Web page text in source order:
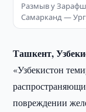
Размыв у
Самарканд —
Ташкент,
«Узбекистон
повреждении